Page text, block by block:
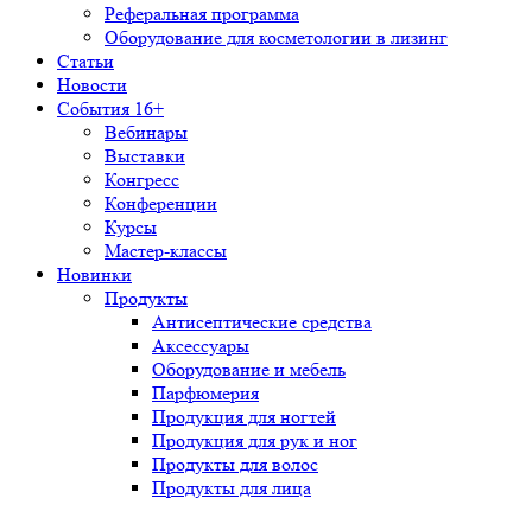
Реферальная программа
Оборудование для косметологии в лизинг
Статьи
Новости
События 16+
Вебинары
Выставки
Конгресс
Конференции
Курсы
Мастер-классы
Новинки
Продукты
Антисептические средства
Аксессуары
Оборудование и мебель
Парфюмерия
Продукция для ногтей
Продукция для рук и ног
Продукты для волос
Продукты для лица